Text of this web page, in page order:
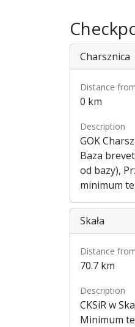
Charsznica
Distance
0 km
Description
GOK
Baza
od bazy),
minimum
Skała
Distance
70.7 km
Description
CKSiR w
Minimum